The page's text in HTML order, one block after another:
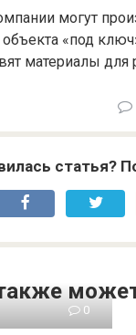
могут
«под
материалы для
статья?
0